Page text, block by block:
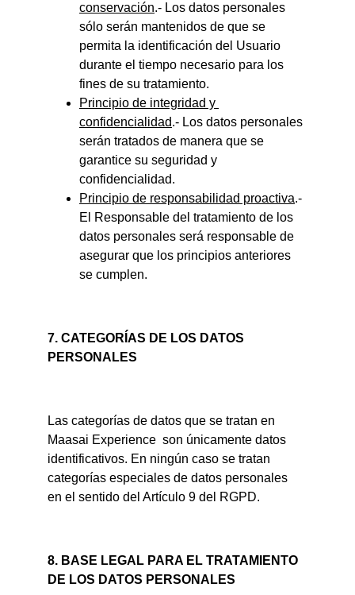
conservación.- Los datos personales
sólo serán mantenidos de que se
permita la identificación del Usuario
durante el tiempo necesario para los
fines de su tratamiento.
Principio de integridad y
confidencialidad.- Los datos personales
serán tratados de manera que se
garantice su seguridad y
confidencialidad.
Principio de responsabilidad proactiva.-
El Responsable del tratamiento de los
datos personales será responsable de
asegurar que los principios anteriores
se cumplen.
7. CATEGORÍAS DE LOS DATOS
PERSONALES
Las categorías de datos que se tratan en
Maasai Experience  son únicamente datos
identificativos. En ningún caso se tratan
categorías especiales de datos personales
en el sentido del Artículo 9 del RGPD.
8. BASE LEGAL PARA EL TRATAMIENTO
DE LOS DATOS PERSONALES